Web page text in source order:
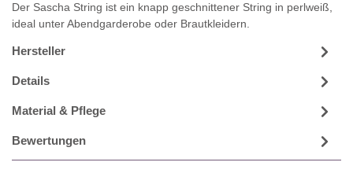
Der Sascha String ist ein knapp geschnittener String in perlweiß,
ideal unter Abendgarderobe oder Brautkleidern.
Hersteller
Details
Material & Pflege
Bewertungen